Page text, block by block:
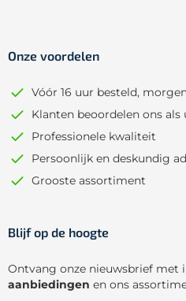
Onze voordelen
Vóór 16 uur besteld,
Klanten beoordelen ons als
Professionele kwaliteit
Persoonlijk en deskundig
Grooste assortiment
Blijf op de hoogte
Ontvang onze nieuwsbrief met
aanbiedingen en ons